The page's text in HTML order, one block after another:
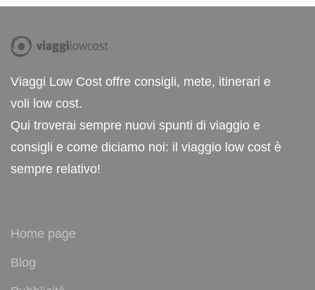
Viaggi Low Cost offre consigli, mete, itinerari e
voli low cost.
Qui troverai sempre nuovi spunti di viaggio e
consigli e come diciamo noi: il viaggio low cost è
sempre relativo!
Home page
Blog